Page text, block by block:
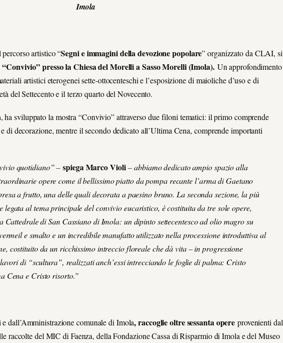
Imola
artistico “Segni e immagini della devozione popolare” organizzato da CLAI, si
presso la Chiesa del Morelli a Sasso Morelli (Imola). Un approfondimento
artistici eterogenei sette-ottocenteschi e l’esposizione di maioliche d’uso e di
del Settecento e il terzo quarto del Novecento.
, ha sviluppato la mostra “Convivio” attraverso due filoni tematici: il primo comprende
di decorazione, mentre il secondo dedicato all’Ultima Cena, comprende importanti
quotidiano” –spiega Marco Violi– abbiamo dedicato ampio spazio alla
opere come il bellissimo piatto da pompa recante l’arma di Gaetano
a frutto, una delle quali decorata a paesino bruno. La seconda sezione, la più
legata al tema principale del convivio eucaristico, è costituita da tre sole opere,
Cattedrale di San Cassiano di Imola: un dipinto settecentesco ad olio magro su
e smalto e un incredibile manufatto utilizzato nella processione introduttiva al
costituito da un ricchissimo intreccio floreale che dà vita – in progressione
di “scultura”, realizzati anch’essi intrecciando le foglie di palma: Cristo
Cena e Cristo risorto.”
dall’Amministrazione comunale di Imola, raccoglie oltre sessanta opere provenienti dal
raccolte del MIC di Faenza, della Fondazione Cassa di Risparmio di Imola e del Museo